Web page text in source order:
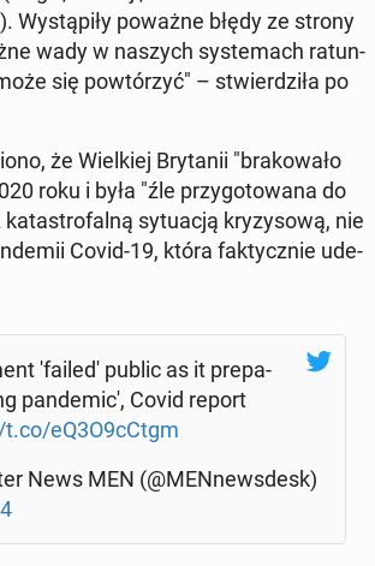
Wy­stą­pi­ły poważne błędy ze strony
wady w naszych sys­te­mach ra­tun­
się po­wtó­rzyć" – stwier­dzi­ła po
że Wiel­kiej Bry­ta­nii "bra­ko­wa­ło
roku i była "źle przy­go­to­wa­na do
ka­ta­stro­fal­ną sy­tu­acją kry­zy­so­wą, nie
Covid-19, która fak­tycz­nie ude­
'fa­ile­d' public as it pre­pa­
pan­de­mi­c', Covid report
eQ3O9cCtgm
News MEN (@MEN­news­desk)